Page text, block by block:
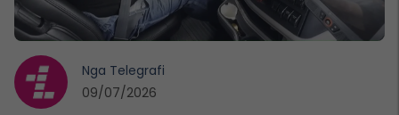
Nga Telegrafi
09/07/2026